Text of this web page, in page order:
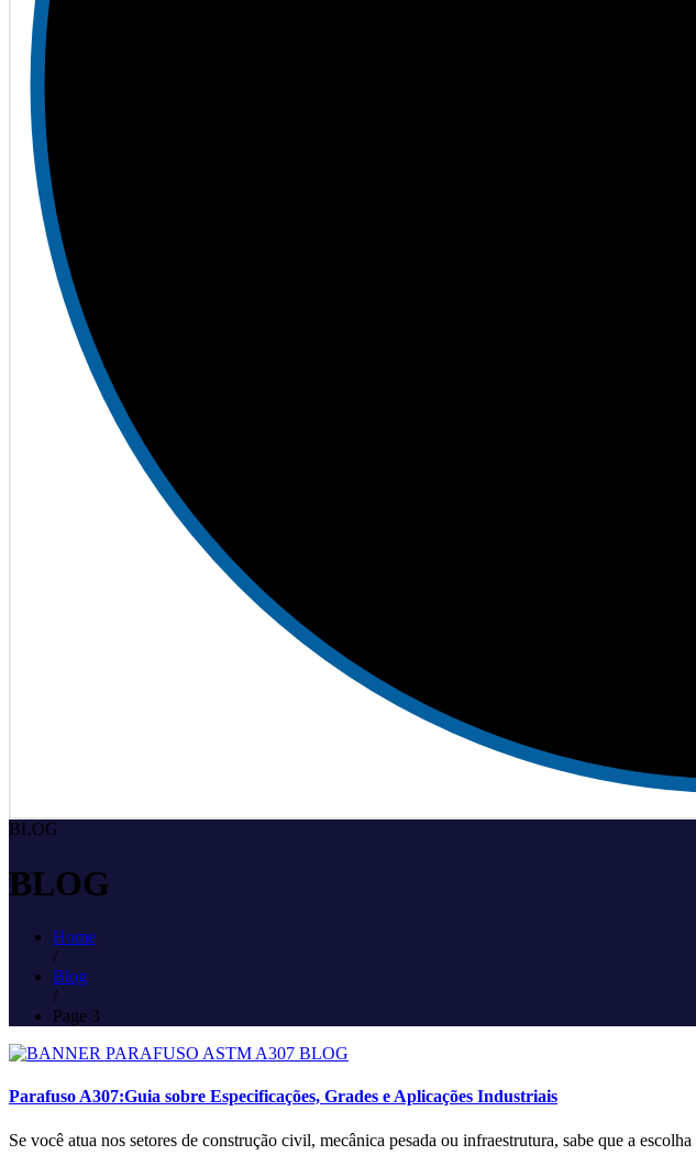
BLOG
BLOG
Home
/
Blog
/
Page 3
Parafuso A307:Guia sobre Especificações, Grades e Aplicações Industriais
Se você atua nos setores de construção civil, mecânica pesada ou infraestrutura, sabe que a